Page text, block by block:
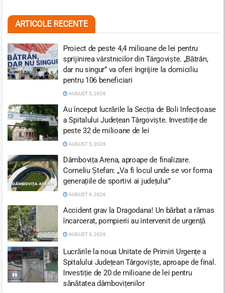
ARTICOLE RECENTE
Proiect de peste 4,4 milioane de lei pentru
sprijinirea vârstnicilor din Târgoviște. „Bătrân,
dar nu singur” va oferi îngrijire la domiciliu
pentru 106 beneficiari
AUGUST 5, 2026
Au început lucrările la Secția de Boli Infecțioase
a Spitalului Județean Târgoviște. Investiție de
peste 32 de milioane de lei
AUGUST 5, 2026
Dâmbovița Arena, aproape de finalizare.
Corneliu Ștefan: „Va fi locul unde se vor forma
generațiile de sportivi ai județului”
AUGUST 4, 2026
Accident grav la Dragodana! Un bărbat a rămas
încarcerat, pompierii au intervenit de urgență
AUGUST 3, 2026
Lucrările la noua Unitate de Primiri Urgențe a
Spitalului Județean Târgoviște, aproape de final.
Investiție de 20 de milioane de lei pentru
sănătatea dâmbovițenilor